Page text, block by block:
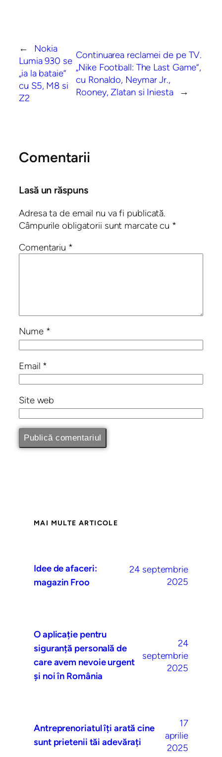
←
Nokia
Lumia 930 se
„ia la bataie”
cu S5, M8 si
Z2
Continuarea reclamei de pe TV.
„Nike Football: The Last Game”,
cu Ronaldo, Neymar Jr.,
Rooney, Zlatan si Iniesta
→
Comentarii
Lasă un răspuns
Adresa ta de email nu va fi publicată.
Câmpurile obligatorii sunt marcate cu *
Comentariu *
Nume *
Email *
Site web
MAI MULTE ARTICOLE
Idee de afaceri:
magazin Froo
24 septembrie
2025
O aplicație pentru
siguranță personală de
care avem nevoie urgent
și noi în România
24
septembrie
2025
Antreprenoriatul îți arată cine
sunt prietenii tăi adevărați
17
aprilie
2025